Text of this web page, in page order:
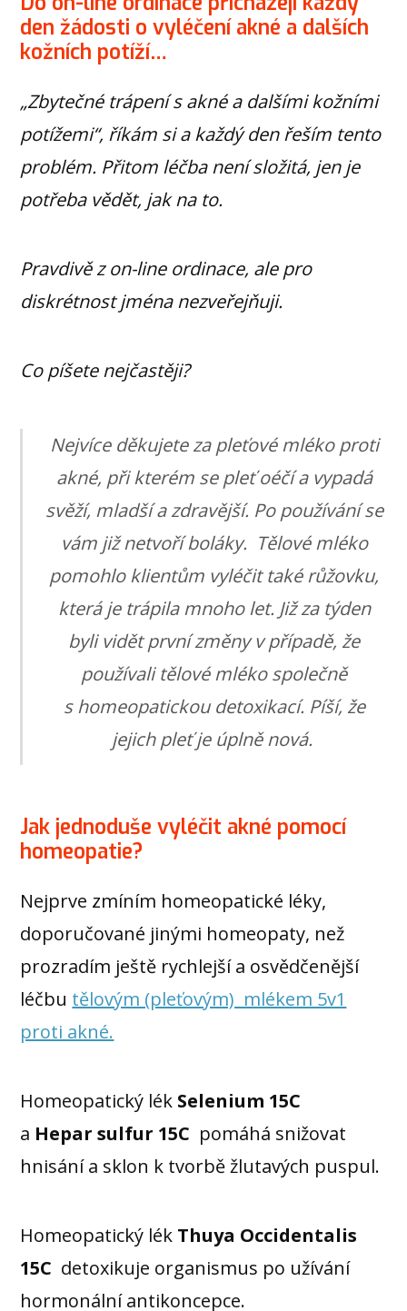
den žádosti o vyléčení akné a dalších
kožních potíží…
„Zbytečné trápení s akné a dalšími kožními
potížemi“, říkám si a každý den řeším tento
problém. Přitom léčba není složitá, jen je
potřeba vědět, jak na to.
Pravdivě z on-line ordinace, ale pro
diskrétnost jména nezveřejňuji.
Co píšete nejčastěji?
Nejvíce děkujete za pleťové mléko proti
akné, při kterém se pleť oéčí a vypadá
svěží, mladší a zdravější. Po používání se
vám již netvoří boláky. Tělové mléko
pomohlo klientům vyléčit také růžovku,
která je trápila mnoho let. Již za týden
byli vidět první změny v případě, že
používali tělové mléko společně
s homeopatickou detoxikací. Píší, že
jejich pleť je úplně nová.
Jak jednoduše vyléčit akné pomocí
homeopatie?
Nejprve zmíním homeopatické léky,
doporučované jinými homeopaty, než
prozradím ještě rychlejší a osvědčenější
léčbu tělovým (pleťovým) mlékem 5v1
proti akné.
Homeopatický lék Selenium 15C
a Hepar sulfur 15C pomáhá snižovat
hnisání a sklon k tvorbě žlutavých puspul.
Homeopatický lék Thuya Occidentalis
15C detoxikuje organismus po užívání
hormonální antikoncepce.